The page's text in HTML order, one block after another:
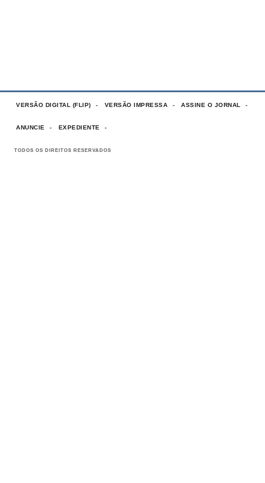
VERSÃO DIGITAL (FLIP) VERSÃO IMPRESSA ASSINE O JORNAL
ANUNCIE EXPEDIENTE
TODOS OS DIREITOS RESERVADOS